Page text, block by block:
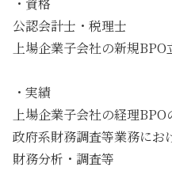
・資格
公認会計士・税理士
上場企業子会社の新規
・実績
上場企業子会社の経理
政府系財務調査等業務にお
財務分析・調査等